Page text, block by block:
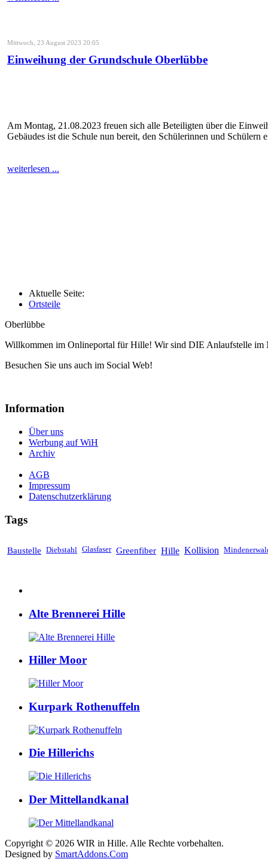
Mittwoch, 23 August 2023 20:05
Einweihung der Grundschule Oberlübbe
Am Montag, 21.08.2023 freuen sich alle Beteiligten über die
Gebäudes ist die Schule nun bereit, den Schülerinnen und Schülern
weiterlesen ...
Aktuelle Seite:
Ortsteile
Oberlübbe
Willkommen im Onlineportal für Hille! Wir sind DIE Anlaufstelle im
Besuchen Sie uns auch im Social Web!
Information
Über uns
Werbung auf WiH
Archiv
AGB
Impressum
Datenschutzerklärung
Tags
Baustelle Diebstahl Glasfaser Greenfiber Hille Kollision
Alte Brennerei Hille
Hiller Moor
Kurpark Rothenuffeln
Die Hillerichs
Der Mittellandkanal
Copyright © 2026 WIR in Hille. Alle Rechte vorbehalten.
Designed by SmartAddons.Com